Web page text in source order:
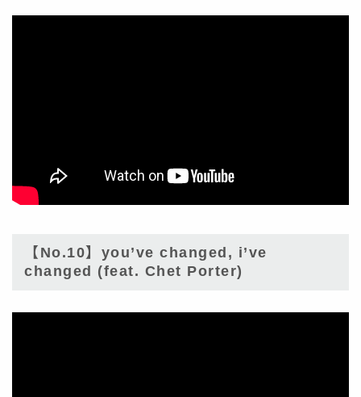
【No.10】you’ve changed, i’ve
changed (feat. Chet Porter)